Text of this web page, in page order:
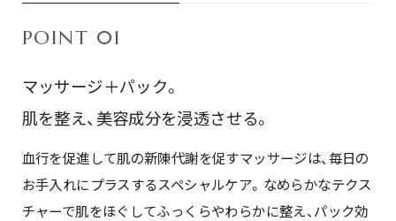
POINT 01
マッサージ＋パック。
肌を整え、美容成分を浸透させる。
血行を促進して肌の新陳代謝を促すマッサージは、毎日の
お手入れにプラスするスペシャルケア。なめらかなテクス
チャーで肌をほぐしてふっくらやわらかに整え、パック効